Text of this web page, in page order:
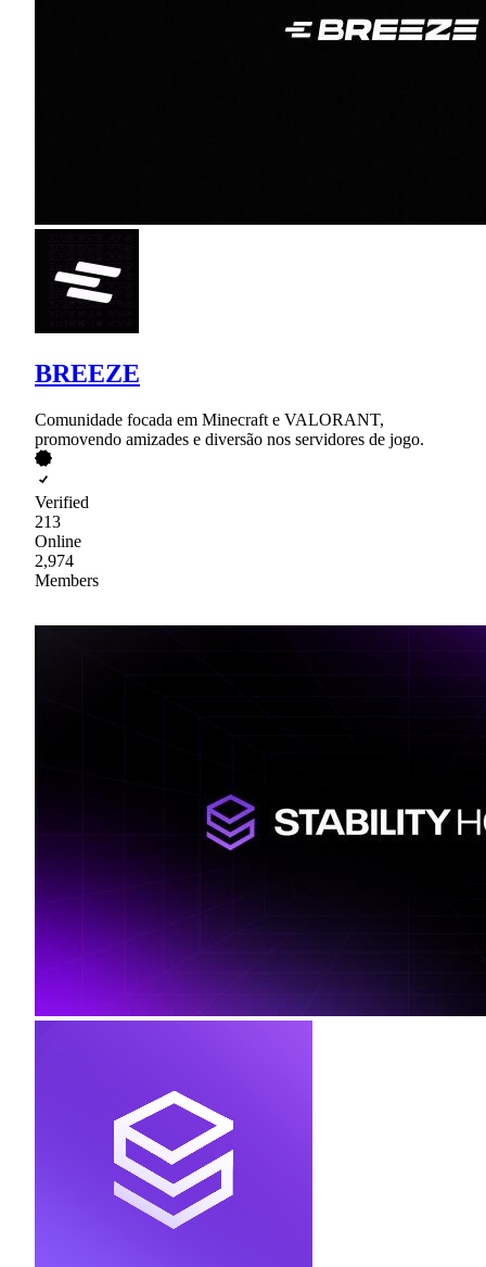
BREEZE
Comunidade focada em Minecraft e VALORANT,
promovendo amizades e diversão nos servidores de jogo.
Verified
213
Online
2,974
Members